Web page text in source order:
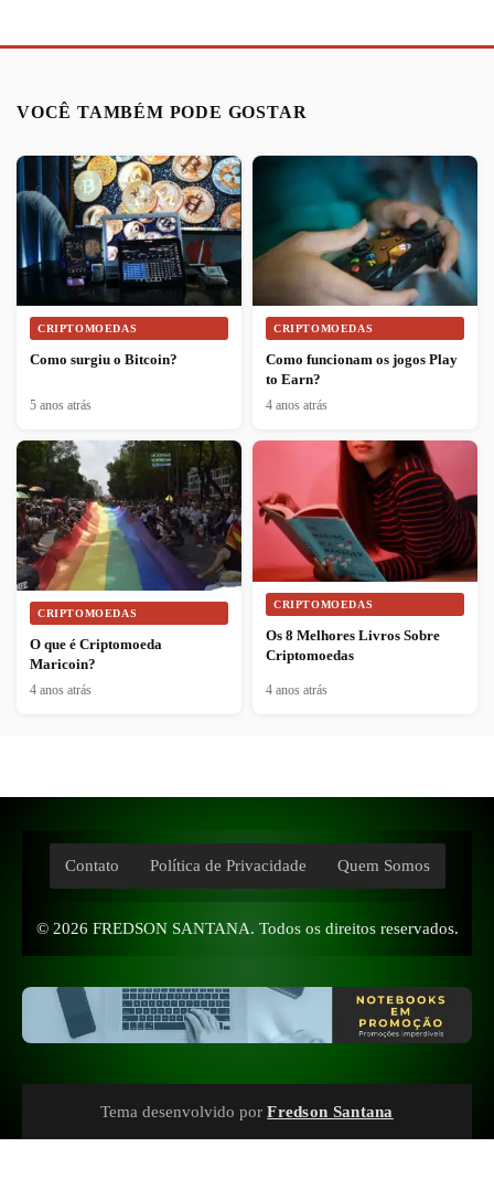
VOCÊ TAMBÉM PODE GOSTAR
CRIPTOMOEDAS
Como surgiu o Bitcoin?
5 anos atrás
CRIPTOMOEDAS
Como funcionam os jogos Play
to Earn?
4 anos atrás
CRIPTOMOEDAS
O que é Criptomoeda
Maricoin?
4 anos atrás
CRIPTOMOEDAS
Os 8 Melhores Livros Sobre
Criptomoedas
4 anos atrás
Contato Política de Privacidade Quem Somos
© 2026 FREDSON SANTANA. Todos os direitos reservados.
Tema desenvolvido por Fredson Santana